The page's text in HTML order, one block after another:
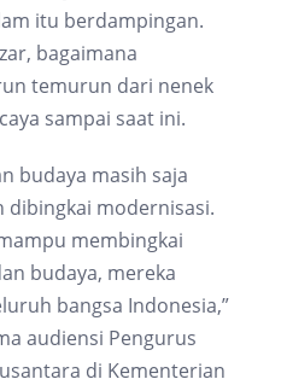
itu berdampingan.
bagaimana
temurun dari nenek
sampai saat ini.
budaya masih saja
dibingkai modernisasi.
membingkai
budaya, mereka
bangsa Indonesia,”
audiensi Pengurus
di Kementerian